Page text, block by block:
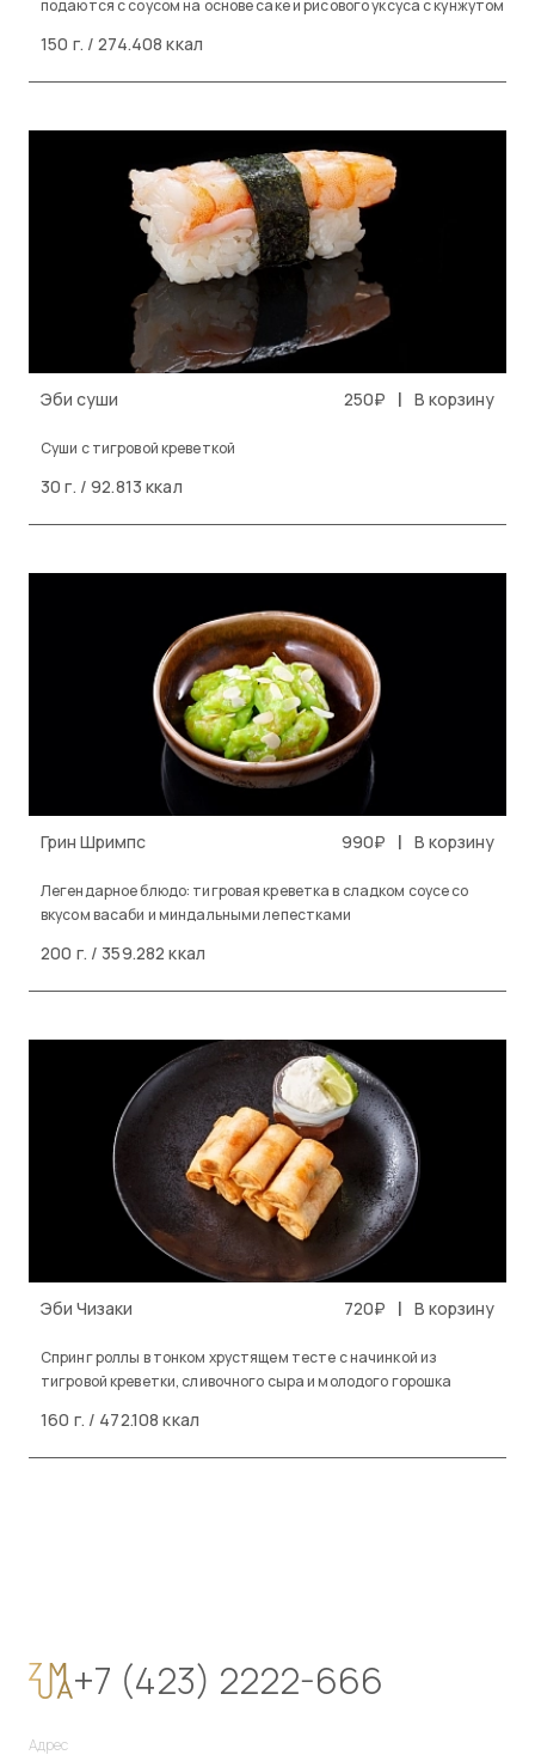
подаются с соусом на основе саке и рисового уксуса с кунжутом
150 г. / 274.408 ккал
Эби суши 250₽ | В корзину
Cуши с тигровой креветкой
30 г. / 92.813 ккал
Грин Шримпс 990₽ | В корзину
Легендарное блюдо: тигровая креветка в сладком соусе со
вкусом васаби и миндальными лепестками
200 г. / 359.282 ккал
Эби Чизаки 720₽ | В корзину
Спринг роллы в тонком хрустящем тесте с начинкой из
тигровой креветки, сливочного сыра и молодого горошка
160 г. / 472.108 ккал
+7 (423) 2222-666
Адрес